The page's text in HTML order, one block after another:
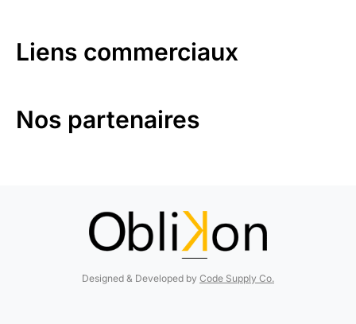
Liens commerciaux
Nos partenaires
Designed & Developed by Code Supply Co.